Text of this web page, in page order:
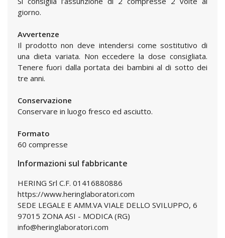
giorno.
Avvertenze
Il prodotto non deve intendersi come sostitutivo di
una dieta variata. Non eccedere la dose consigliata.
Tenere fuori dalla portata dei bambini al di sotto dei
tre anni.
Conservazione
Conservare in luogo fresco ed asciutto.
Formato
60 compresse
Informazioni sul fabbricante
HERING Srl C.F. 01416880886
https://www.heringlaboratori.com
SEDE LEGALE E AMM.VA VIALE DELLO SVILUPPO, 6
97015 ZONA ASI - MODICA (RG)
info@heringlaboratori.com